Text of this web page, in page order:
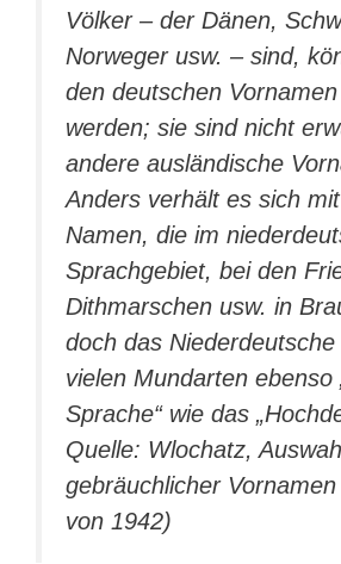
Völker – der Dänen,
Norweger usw. – sind,
den deutschen
werden; sie sind nicht
andere ausländische
Anders verhält es sich
Namen, die im
Sprachgebiet, bei den
Dithmarschen usw. in
doch das
vielen Mundarten ebenso
Sprache“ wie das
Quelle: Wlochatz,
gebräuchlicher
von 1942)